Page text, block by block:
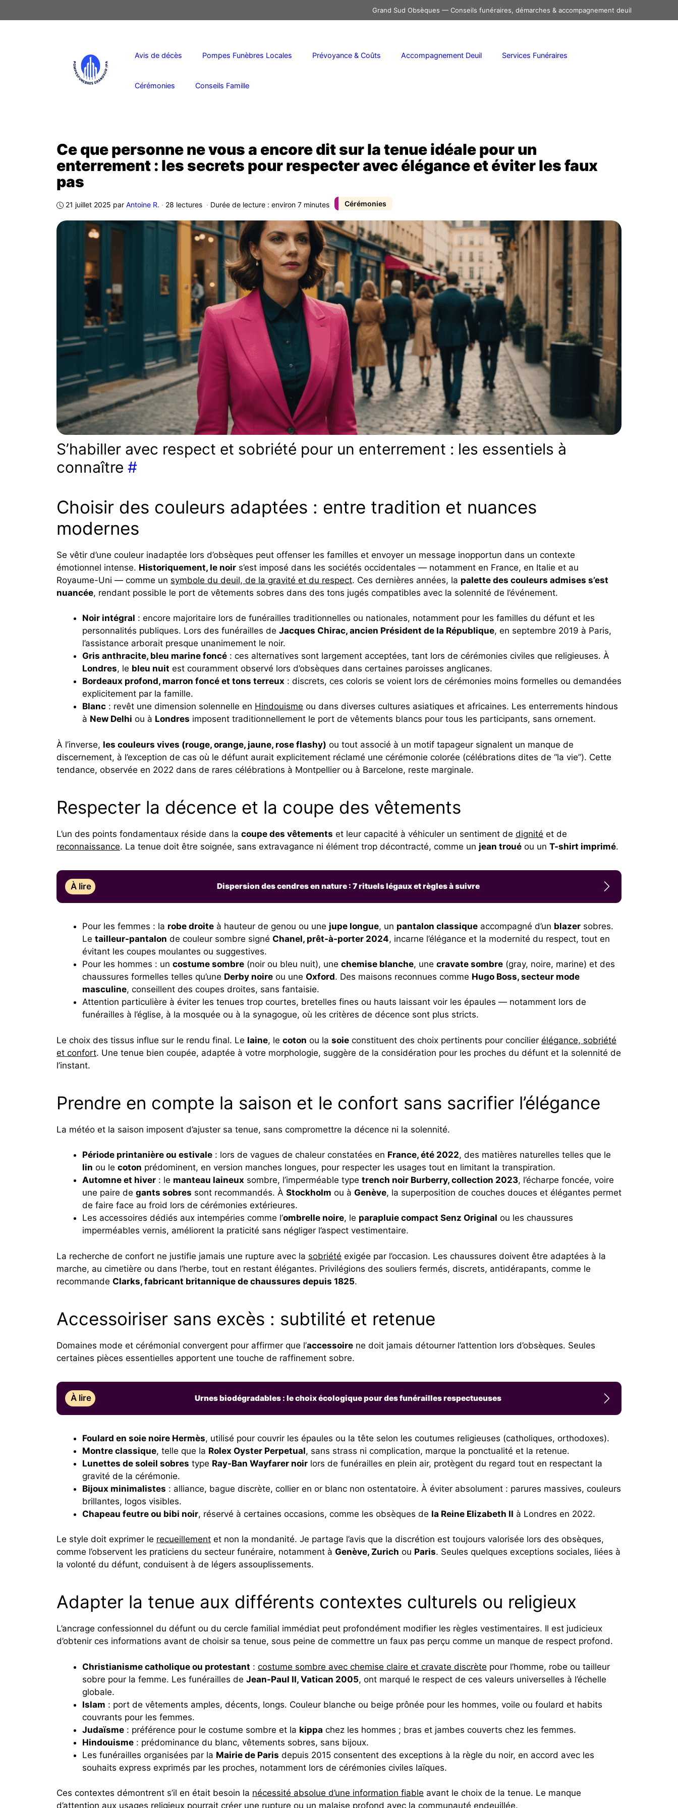
au
Grand Sud Obsèques — Conseils funéraires, démarches & accompagnement deuil
Avis de décès Pompes Funèbres Locales Prévoyance & Coûts Accompagnement Deuil Services Funéraires
Cérémonies Conseils Famille
Cérémonies
Ce que personne ne vous a encore dit sur la tenue idéale pour un
enterrement : les secrets pour respecter avec élégance et éviter les faux
pas
21 juillet 2025 par Antoine R. · 28 lectures · Durée de lecture : environ 7 minutes
S’habiller avec respect et sobriété pour un enterrement : les essentiels à
connaître #
Choisir des couleurs adaptées : entre tradition et nuances
modernes
Se vêtir d’une couleur inadaptée lors d’obsèques peut offenser les familles et envoyer un message inopportun dans un contexte
émotionnel intense. Historiquement, le noir s’est imposé dans les sociétés occidentales — notamment en France, en Italie et au
Royaume-Uni — comme un symbole du deuil, de la gravité et du respect. Ces dernières années, la palette des couleurs admises s’est
nuancée, rendant possible le port de vêtements sobres dans des tons jugés compatibles avec la solennité de l’événement.
Noir intégral : encore majoritaire lors de funérailles traditionnelles ou nationales, notamment pour les familles du défunt et les
personnalités publiques. Lors des funérailles de Jacques Chirac, ancien Président de la République, en septembre 2019 à Paris,
l’assistance arborait presque unanimement le noir.
Gris anthracite, bleu marine foncé : ces alternatives sont largement acceptées, tant lors de cérémonies civiles que religieuses. À
Londres, le bleu nuit est couramment observé lors d’obsèques dans certaines paroisses anglicanes.
Bordeaux profond, marron foncé et tons terreux : discrets, ces coloris se voient lors de cérémonies moins formelles ou demandées
explicitement par la famille.
Blanc : revêt une dimension solennelle en Hindouisme ou dans diverses cultures asiatiques et africaines. Les enterrements hindous
à New Delhi ou à Londres imposent traditionnellement le port de vêtements blancs pour tous les participants, sans ornement.
À l’inverse, les couleurs vives (rouge, orange, jaune, rose flashy) ou tout associé à un motif tapageur signalent un manque de
discernement, à l’exception de cas où le défunt aurait explicitement réclamé une cérémonie colorée (célébrations dites de “la vie”). Cette
tendance, observée en 2022 dans de rares célébrations à Montpellier ou à Barcelone, reste marginale.
Respecter la décence et la coupe des vêtements
L’un des points fondamentaux réside dans la coupe des vêtements et leur capacité à véhiculer un sentiment de dignité et de
reconnaissance. La tenue doit être soignée, sans extravagance ni élément trop décontracté, comme un jean troué ou un T-shirt imprimé.
À lire Dispersion des cendres en nature : 7 rituels légaux et règles à suivre
Pour les femmes : la robe droite à hauteur de genou ou une jupe longue, un pantalon classique accompagné d’un blazer sobres.
Le tailleur-pantalon de couleur sombre signé Chanel, prêt-à-porter 2024, incarne l’élégance et la modernité du respect, tout en
évitant les coupes moulantes ou suggestives.
Pour les hommes : un costume sombre (noir ou bleu nuit), une chemise blanche, une cravate sombre (gray, noire, marine) et des
chaussures formelles telles qu’une Derby noire ou une Oxford. Des maisons reconnues comme Hugo Boss, secteur mode
masculine, conseillent des coupes droites, sans fantaisie.
Attention particulière à éviter les tenues trop courtes, bretelles fines ou hauts laissant voir les épaules — notamment lors de
funérailles à l’église, à la mosquée ou à la synagogue, où les critères de décence sont plus stricts.
Le choix des tissus influe sur le rendu final. Le laine, le coton ou la soie constituent des choix pertinents pour concilier élégance, sobriété
et confort. Une tenue bien coupée, adaptée à votre morphologie, suggère de la considération pour les proches du défunt et la solennité de
l’instant.
Prendre en compte la saison et le confort sans sacrifier l’élégance
La météo et la saison imposent d’ajuster sa tenue, sans compromettre la décence ni la solennité.
Période printanière ou estivale : lors de vagues de chaleur constatées en France, été 2022, des matières naturelles telles que le
lin ou le coton prédominent, en version manches longues, pour respecter les usages tout en limitant la transpiration.
Automne et hiver : le manteau laineux sombre, l’imperméable type trench noir Burberry, collection 2023, l’écharpe foncée, voire
une paire de gants sobres sont recommandés. À Stockholm ou à Genève, la superposition de couches douces et élégantes permet
de faire face au froid lors de cérémonies extérieures.
Les accessoires dédiés aux intempéries comme l’ombrelle noire, le parapluie compact Senz Original ou les chaussures
imperméables vernis, améliorent la praticité sans négliger l’aspect vestimentaire.
La recherche de confort ne justifie jamais une rupture avec la sobriété exigée par l’occasion. Les chaussures doivent être adaptées à la
marche, au cimetière ou dans l’herbe, tout en restant élégantes. Privilégions des souliers fermés, discrets, antidérapants, comme le
recommande Clarks, fabricant britannique de chaussures depuis 1825.
Accessoiriser sans excès : subtilité et retenue
Domaines mode et cérémonial convergent pour affirmer que l’accessoire ne doit jamais détourner l’attention lors d’obsèques. Seules
certaines pièces essentielles apportent une touche de raffinement sobre.
À lire Urnes biodégradables : le choix écologique pour des funérailles respectueuses
Foulard en soie noire Hermès, utilisé pour couvrir les épaules ou la tête selon les coutumes religieuses (catholiques, orthodoxes).
Montre classique, telle que la Rolex Oyster Perpetual, sans strass ni complication, marque la ponctualité et la retenue.
Lunettes de soleil sobres type Ray-Ban Wayfarer noir lors de funérailles en plein air, protègent du regard tout en respectant la
gravité de la cérémonie.
Bijoux minimalistes : alliance, bague discrète, collier en or blanc non ostentatoire. À éviter absolument : parures massives, couleurs
brillantes, logos visibles.
Chapeau feutre ou bibi noir, réservé à certaines occasions, comme les obsèques de la Reine Elizabeth II à Londres en 2022.
Le style doit exprimer le recueillement et non la mondanité. Je partage l’avis que la discrétion est toujours valorisée lors des obsèques,
comme l’observent les praticiens du secteur funéraire, notamment à Genève, Zurich ou Paris. Seules quelques exceptions sociales, liées à
la volonté du défunt, conduisent à de légers assouplissements.
Adapter la tenue aux différents contextes culturels ou religieux
L’ancrage confessionnel du défunt ou du cercle familial immédiat peut profondément modifier les règles vestimentaires. Il est judicieux
d’obtenir ces informations avant de choisir sa tenue, sous peine de commettre un faux pas perçu comme un manque de respect profond.
Christianisme catholique ou protestant : costume sombre avec chemise claire et cravate discrète pour l’homme, robe ou tailleur
sobre pour la femme. Les funérailles de Jean-Paul II, Vatican 2005, ont marqué le respect de ces valeurs universelles à l’échelle
globale.
Islam : port de vêtements amples, décents, longs. Couleur blanche ou beige prônée pour les hommes, voile ou foulard et habits
couvrants pour les femmes.
Judaïsme : préférence pour le costume sombre et la kippa chez les hommes ; bras et jambes couverts chez les femmes.
Hindouisme : prédominance du blanc, vêtements sobres, sans bijoux.
Les funérailles organisées par la Mairie de Paris depuis 2015 consentent des exceptions à la règle du noir, en accord avec les
souhaits express exprimés par les proches, notamment lors de cérémonies civiles laïques.
Ces contextes démontrent s’il en était besoin la nécessité absolue d’une information fiable avant le choix de la tenue. Le manque
d’attention aux usages religieux pourrait créer une rupture ou un malaise profond avec la communauté endeuillée.